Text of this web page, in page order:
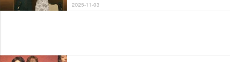
2025-11-03